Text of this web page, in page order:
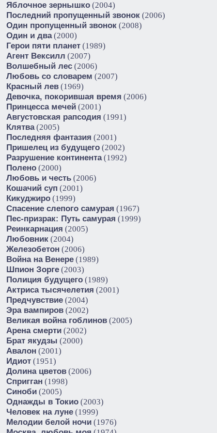
Яблочное зернышко (2004)
Последний пропущенный звонок (2006)
Один пропущенный звонок (2008)
Один и два(2000)
Герои пяти планет (1989)
Агент Вексилл (2007)
Волшебный лес (2006)
Любовь со словарем (2007)
Красный лев (1969)
Девочка, покорившая время (2006)
Принцесса мечей (2001)
Августовская рапсодия (1991)
Клятва(2005)
Последняя фантазия (2001)
Пришелец из будущего (2002)
Разрушение континента(1992)
Полено (2000)
Любовь и честь (2006)
Кошачий суп (2001)
Кикуджиро (1999)
Спасение слепого самурая (1967)
Пес-призрак: Путь самурая (1999)
Реинкарнация (2005)
Любовник (2004)
Железобетон (2006)
Война на Венере (1989)
Шпион Зорге (2003)
Полиция будущего (1989)
Актриса тысячелетия (2001)
Предчувствие (2004)
Эра вампиров (2002)
Великая война гоблинов (2005)
Арена смерти (2002)
Брат якудзы (2000)
Авалон (2001)
Идиот (1951)
Долина цветов (2006)
Спригган (1998)
Синоби (2005)
Однажды в Токио (2003)
Человек на луне (1999)
Мелодии белой ночи (1976)